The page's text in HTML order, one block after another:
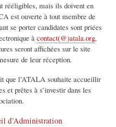
rééligibles, mais ils doivent en
est ouverte à tout membre de
se porter candidates sont priées
à contact(@)atala.org,
seront affichées sur le site
de leur réception.
que l’ATALA souhaite accueillir
et prêtes à s’investir dans les
d’Administration